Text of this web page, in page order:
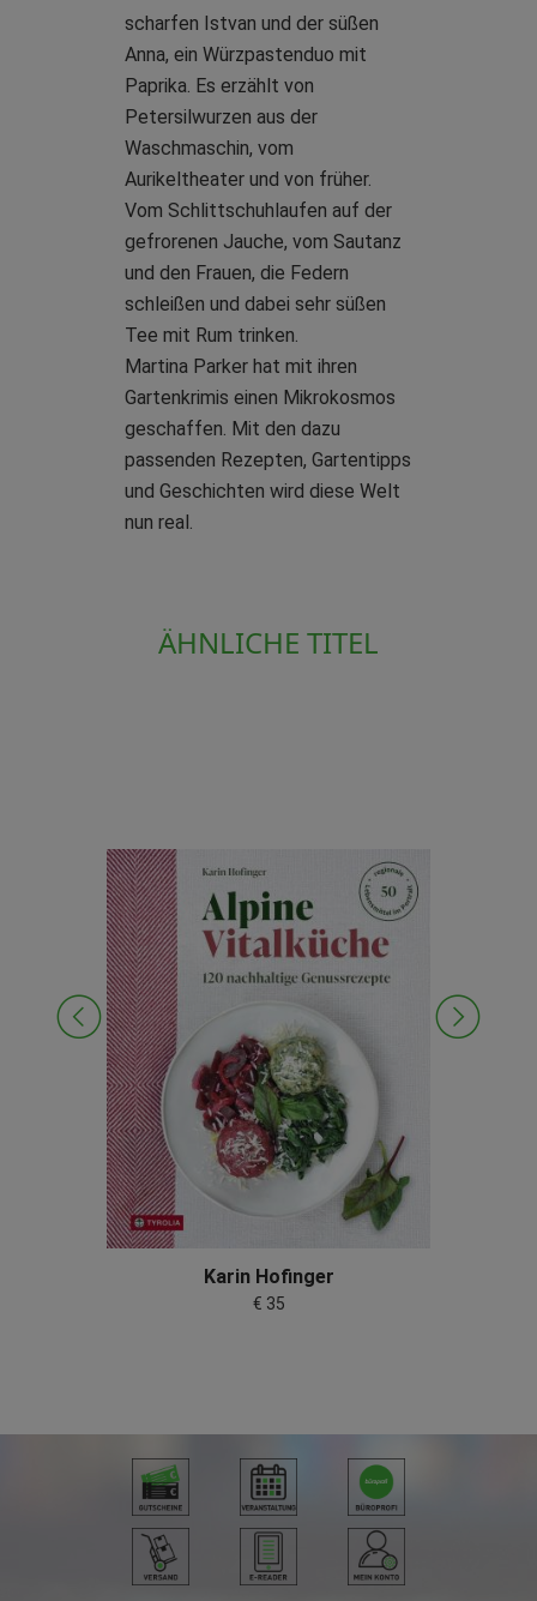
scharfen Istvan und der süßen
Anna, ein Würzpastenduo mit
Paprika. Es erzählt von
Petersilwurzen aus der
Waschmaschin, vom
Aurikeltheater und von früher.
Vom Schlittschuhlaufen auf der
gefrorenen Jauche, vom Sautanz
und den Frauen, die Federn
schleißen und dabei sehr süßen
Tee mit Rum trinken.
Martina Parker hat mit ihren
Gartenkrimis einen Mikrokosmos
geschaffen. Mit den dazu
passenden Rezepten, Gartentipps
und Geschichten wird diese Welt
nun real.
ÄHNLICHE TITEL
Karin Hofinger
€ 35